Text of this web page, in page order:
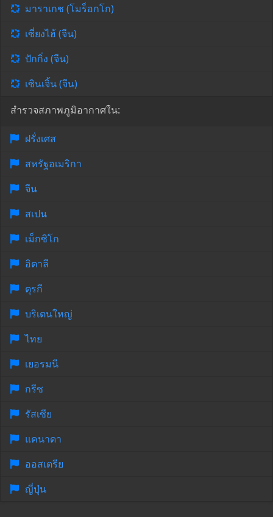
มาราเกช (โมร็อกโก)
เซี่ยงไฮ้ (จีน)
ปักกิ่ง (จีน)
เซินเจิ้น (จีน)
สำรวจสภาพภูมิอากาศใน:
ฝรั่งเศส
สหรัฐอเมริกา
จีน
สเปน
เม็กซิโก
อิตาลี
ตุรกี
บริเตนใหญ่
ไทย
เยอรมนี
กรีซ
รัสเซีย
แคนาดา
ออสเตรีย
ญี่ปุ่น